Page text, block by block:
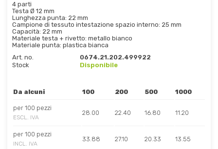
4 parti
Testa Ø 12 mm
Lunghezza punta: 22 mm
Campione di tessuto intestazione spazio interno: 25 mm
Capacità: 22 mm
Materiale testa + rivetto: metallo bianco
Materiale punta: plastica bianca
Art. no.
0674.21.202.499922
Stock
Disponibile
Da alcuni 100 200 500 1000
per 100 pezzi
ESCL. IVA
28.00 22.40 16.80 11.20
per 100 pezzi
INCL. IVA
33.88 27.10 20.33 13.55